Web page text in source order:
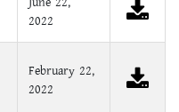
2022
February 22,
2022